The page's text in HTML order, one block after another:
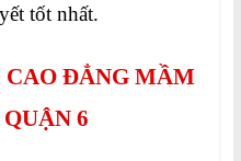
tốt nhất.
ĐẲNG MẦM
6